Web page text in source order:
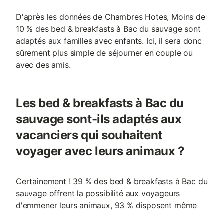
D'après les données de Chambres Hotes, Moins de
10 % des bed & breakfasts à Bac du sauvage sont
adaptés aux familles avec enfants. Ici, il sera donc
sûrement plus simple de séjourner en couple ou
avec des amis.
Les bed & breakfasts à Bac du
sauvage sont-ils adaptés aux
vacanciers qui souhaitent
voyager avec leurs animaux ?
Certainement ! 39 % des bed & breakfasts à Bac du
sauvage offrent la possibilité aux voyageurs
d'emmener leurs animaux, 93 % disposent même